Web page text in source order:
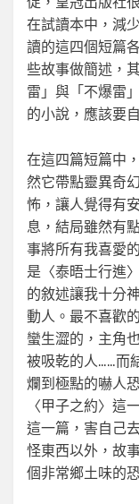
在試讀本中，減
讀的這四個短篇
些故事做簡述，
雷」與「不爆雷
的小說，應該要
在這四篇短篇中
然它帶點靈異奇
怖，讓人覺得有
息，結局雖然有
事將所有我喜愛
是〈泰晤士行進
的敘述讓我十分
動人。最不喜歡
蠻生澀的，主角
被吸乾的人……而
爛到極點的嚇人
〈甲子之約〉這
這一篇，害自己
怪東西以外，故
個非常鄉土味的